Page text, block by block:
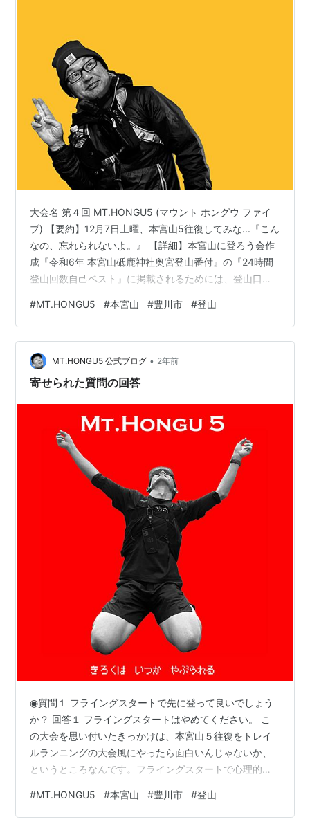
大会名 第４回 MT.HONGU5 (マウント ホングウ ファイ
ブ) 【要約】12月7日土曜、本宮山5往復してみな...『こん
なの、忘れられないよ。』 【詳細】本宮山に登ろう会作
成『令和6年 本宮山砥鹿神社奥宮登山番付』の『24時間
登山回数自己ベスト』に掲載されるためには、登山口鳥
ません。ひとりでは無理でもみんなと一緒なら達成でき
るかもしれない。過去3回の会でのべ55名の達成者が生
まれました。本宮山登山番付...一緒に載ってみません
か？※ 5往復～ 移動距離35km、獲得標高3,500m（富士
山0合目から登頂1回分） mt-hongu5.ha…
#MT.HONGU5 #本宮山 #豊川市 #登山
MT.HONGU5 公式ブログ • 2年前
寄せられた質問の回答
◉質問１ フライングスタートで先に登って良いでしょう
か？ 回答１ フライングスタートはやめてください。 こ
の大会を思い付いたきっかけは、本宮山５往復をトレイ
ルランニングの大会風にやったら面白いんじゃないか、
というところなんです。フライングスタートで心理的ア
ん。だったらひとりで５往復できるはずです。ひとりで
は無理でもみんなと一緒なら５往復できるかもしれな
#MT.HONGU5 #本宮山 #豊川市 #登山